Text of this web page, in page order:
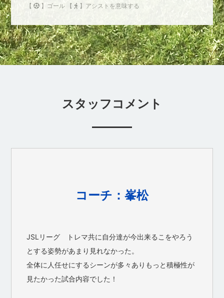
【 】ゴール 【 】アシストを意味する
スタッフコメント
コーチ：峯松
JSLリーグ トレマ共に自分達が今出来るこをやろう
とする姿勢があまり見れなかった。
全体に人任せにするシーンが多々ありもっと積極性が
見たかった試合内容でした！